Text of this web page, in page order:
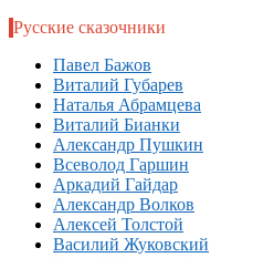
Русские сказочники
Павел Бажов
Виталий Губарев
Наталья Абрамцева
Виталий Бианки
Александр Пушкин
Всеволод Гаршин
Аркадий Гайдар
Александр Волков
Алексей Толстой
Василий Жуковский